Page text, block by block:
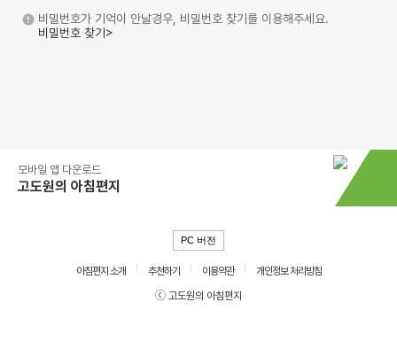
비밀번호가 기억이 안날경우, 비밀번호 찾기를 이용해주세요.
비밀번호 찾기>
모바일 앱 다운로드
고도원의 아침편지
PC 버전
아침편지 소개 추천하기 이용약관
개인정보 처리방침
ⓒ 고도원의 아침편지